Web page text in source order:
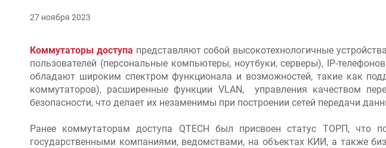
27 ноября 2023
Коммутаторы доступа представляют собой высокотехнологичные
пользователей (персональные компьютеры, ноутбуки, серверы), IP-
обладают широким спектром функционала и возможностей, такие как
коммутаторов), расширенные функции VLAN, управления качеством
безопасности, что делает их незаменимы при построении сетей передачи
Ранее коммутаторам доступа QTECH был присвоен статус ТОРП, что
государственными компаниями, ведомствами, на объектах КИИ, а также